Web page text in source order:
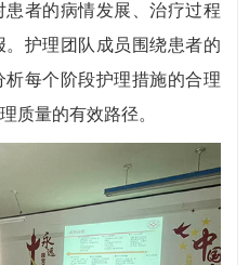
者的病情发展、治疗过程
护理团队成员围绕患者的
每个阶段护理措施的合理
质量的有效路径。